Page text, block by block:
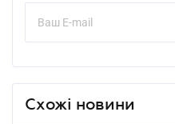
Схожі новини